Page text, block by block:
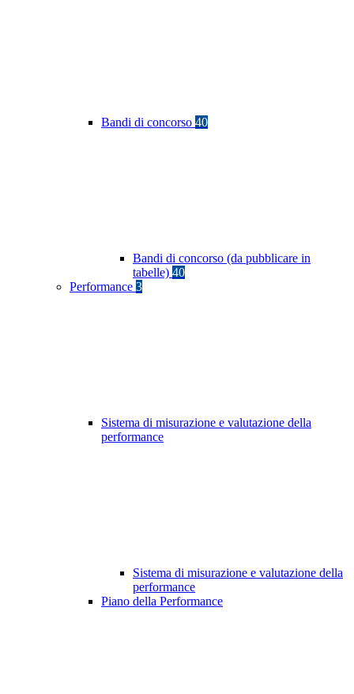
Bandi di concorso 40
Bandi di concorso (da pubblicare in
tabelle) 40
Performance 3
Sistema di misurazione e valutazione della
performance
Sistema di misurazione e valutazione della
performance
Piano della Performance